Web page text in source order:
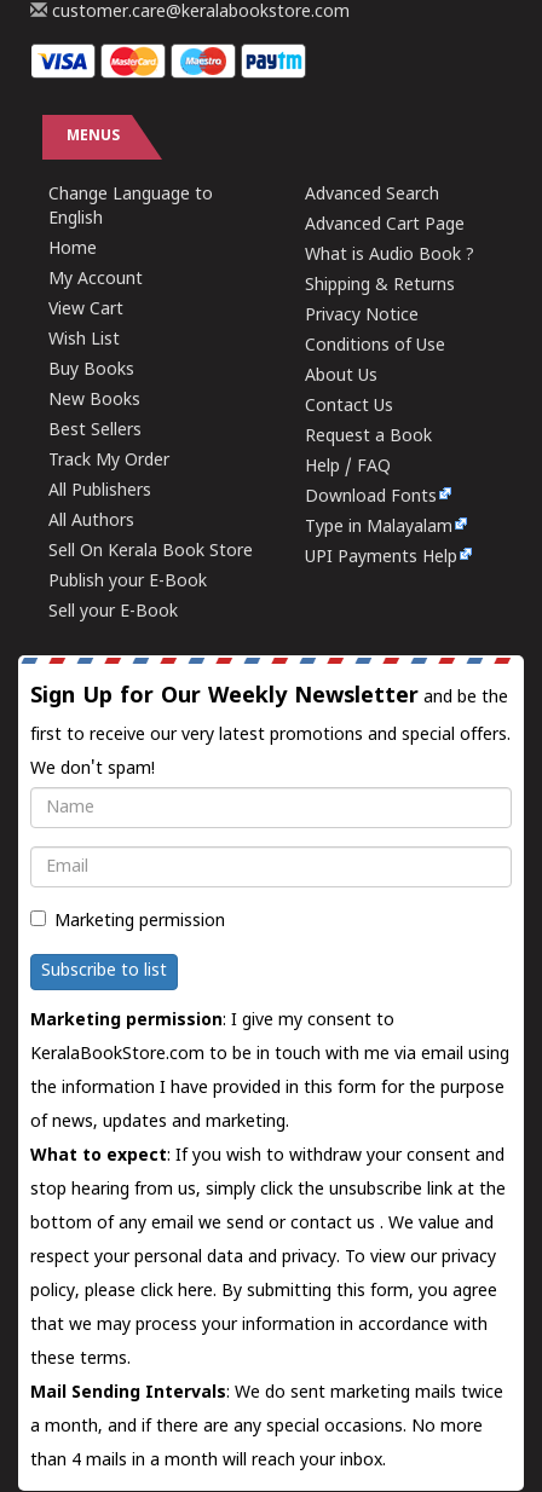
customer.care@keralabookstore.com
MENUS
Change Language to
English
Home
My Account
View Cart
Wish List
Buy Books
New Books
Best Sellers
Track My Order
All Publishers
All Authors
Sell On Kerala Book Store
Publish your E-Book
Sell your E-Book
Advanced Search
Advanced Cart Page
What is Audio Book ?
Shipping & Returns
Privacy Notice
Conditions of Use
About Us
Contact Us
Request a Book
Help / FAQ
Download Fonts
Type in Malayalam
UPI Payments Help
Sign Up for Our Weekly Newsletter and be the
first to receive our very latest promotions and special offers.
We don't spam!
Name
Email
Marketing permission
Subscribe to list
Marketing permission: I give my consent to
KeralaBookStore.com to be in touch with me via email using
the information I have provided in this form for the purpose
of news, updates and marketing.
What to expect: If you wish to withdraw your consent and
stop hearing from us, simply click the unsubscribe link at the
bottom of any email we send orcontact us . We value and
respect your personal data and privacy. To view our privacy
policy, please click here. By submitting this form, you agree
that we may process your information in accordance with
these terms.
Mail Sending Intervals: We do sent marketing mails twice
a month, and if there are any special occasions. No more
than 4 mails in a month will reach your inbox.